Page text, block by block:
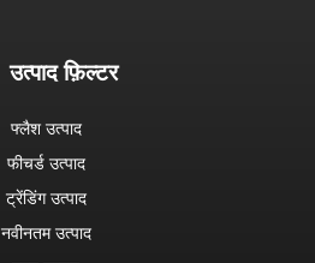
उत्पाद फ़िल्टर
फ्लैश उत्पाद
फीचर्ड उत्पाद
ट्रेंडिंग उत्पाद
नवीनतम उत्पाद